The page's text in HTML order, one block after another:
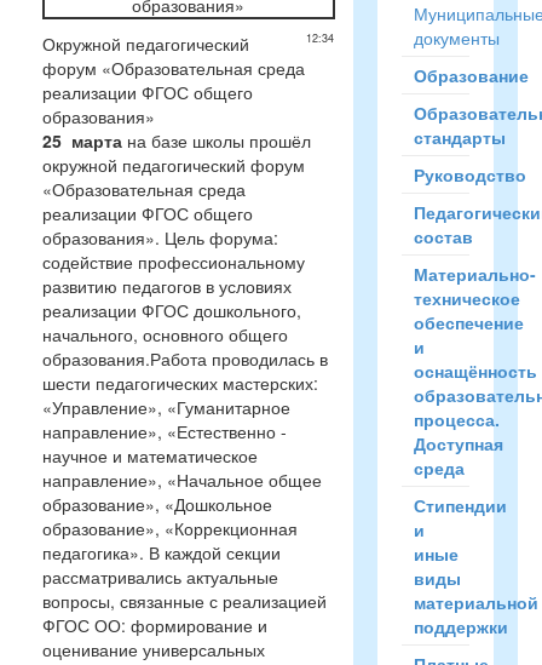
12:34
Окружной педагогический
форум «Образовательная среда
реализации ФГОС общего
образования»
25 марта на базе школы прошёл
окружной педагогический форум
«Образовательная среда
реализации ФГОС общего
образования». Цель форума:
содействие профессиональному
развитию педагогов в условиях
реализации ФГОС дошкольного,
начального, основного общего
образования.Работа проводилась в
шести педагогических мастерских:
«Управление», «Гуманитарное
направление», «Естественно -
научное и математическое
направление», «Начальное общее
образование», «Дошкольное
образование», «Коррекционная
педагогика». В каждой секции
рассматривались актуальные
вопросы, связанные с реализацией
ФГОС ОО: формирование и
оценивание универсальных
документы
Образование
стандарты
Руководство
состав
Материально-
техническое
обеспечение
и
оснащённость
процесса.
Доступная
среда
Стипендии
и
иные
виды
материальной
поддержки